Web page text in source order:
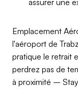
assurer une
Emplacement
l'aéroport de
pratique le retrait
perdrez pas de
à proximité –